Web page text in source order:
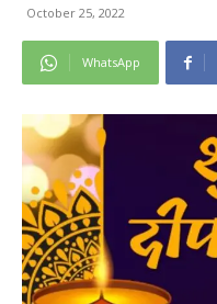
October 25, 2022
WhatsApp